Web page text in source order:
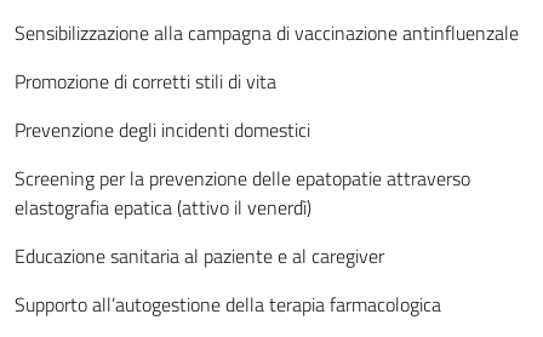
Sensibilizzazione alla campagna di vaccinazione antinfluenzale
Promozione di corretti stili di vita
Prevenzione degli incidenti domestici
Screening per la prevenzione delle epatopatie attraverso
elastografia epatica (attivo il venerdì)
Educazione sanitaria al paziente e al caregiver
Supporto all’autogestione della terapia farmacologica